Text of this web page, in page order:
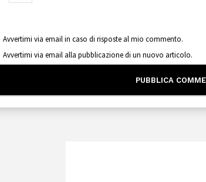
Avvertimi via email in caso di risposte al mio commento.
Avvertimi via email alla pubblicazione di un nuovo articolo.